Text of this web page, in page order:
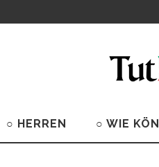
○ HERREN ○ WIE